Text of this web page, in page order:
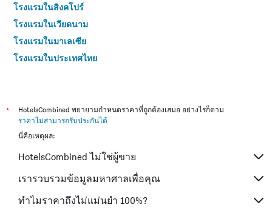
โรงแรมในสิงคโปร์
โรงแรมในเวียดนาม
โรงแรมในมาเลเซีย
โรงแรมในประเทศไทย
*
HotelsCombined พยายามกำหนดราคาที่ถูกต้องเสมอ อย่างไรก็ตาม
ราคาไม่สามารถรับประกันได้
นี่คือเหตุผล:
HotelsCombined ไม่ใช่ผู้ขาย
เรารวบรวมข้อมูลมหาศาลเพื่อคุณ
ทำไมราคาถึงไม่แม่นยำ 100%?